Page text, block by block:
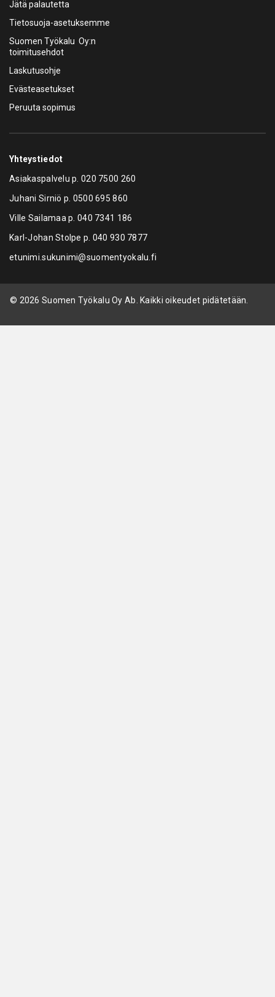
Jätä palautetta
Tietosuoja-asetuksemme
Suomen Työkalu Oy:n
toimitusehdot
Laskutusohje
Evästeasetukset
Peruuta sopimus
Yhteystiedot
Asiakaspalvelu p.020 7500 260
Juhani Sirniö p. 0500 695 860
Ville Sailamaa p.040 7341 186
Karl-Johan Stolpe p. 040 930 7877
etunimi.sukunimi@suomentyokalu.fi
© 2026 Suomen Työkalu Oy Ab. Kaikki oikeudet pidätetään.